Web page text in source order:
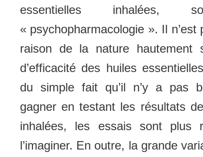
essentielles inhalées,
« psychopharmacologie ». Il n’est
raison de la nature hautement
d’efficacité des huiles
du simple fait qu’il n’y a pas
gagner en testant les résultats
inhalées, les essais sont plus
l’imaginer. En outre, la grande